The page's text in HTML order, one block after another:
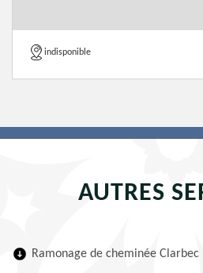
indisponible
AUTRES
Ramonage de cheminée Clarbec